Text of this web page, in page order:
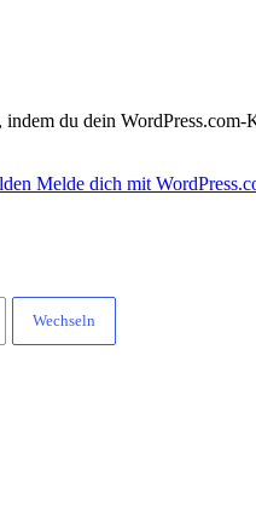
du dein
Melde dich mit